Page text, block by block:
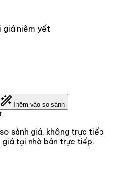
giá niêm yết
Thêm vào so sánh
sánh giá, không trực tiếp
giá tại nhà bán trực tiếp.